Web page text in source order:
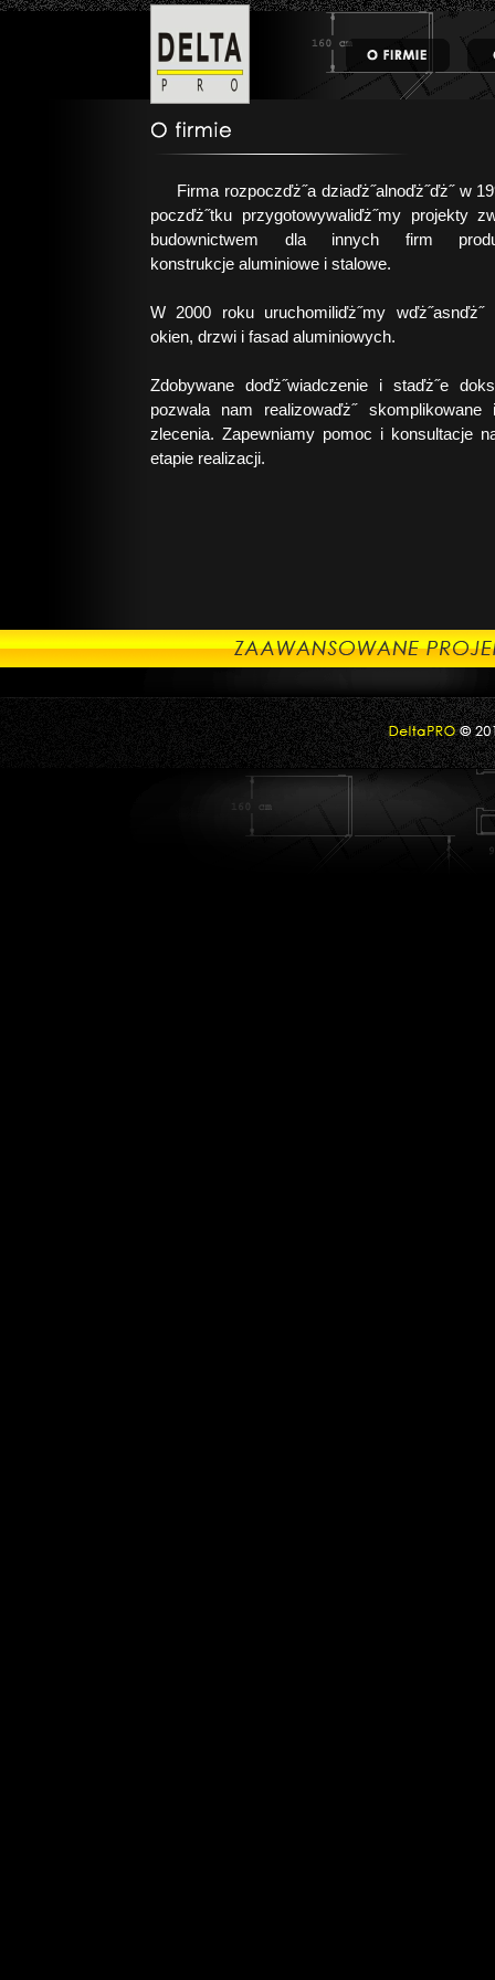
Firma rozpoczďż˝a dziaďż˝alnoďż˝ďż˝ w
poczďż˝tku przygotowywaliďż˝my projekty
budownictwem dla innych firm
konstrukcje aluminiowe i stalowe.
W 2000 roku uruchomiliďż˝my wďż˝asnďż˝
okien, drzwi i fasad aluminiowych.
Zdobywane doďż˝wiadczenie i staďż˝e
pozwala nam realizowaďż˝ skomplikowane
zlecenia. Zapewniamy pomoc i konsultacje
etapie realizacji.